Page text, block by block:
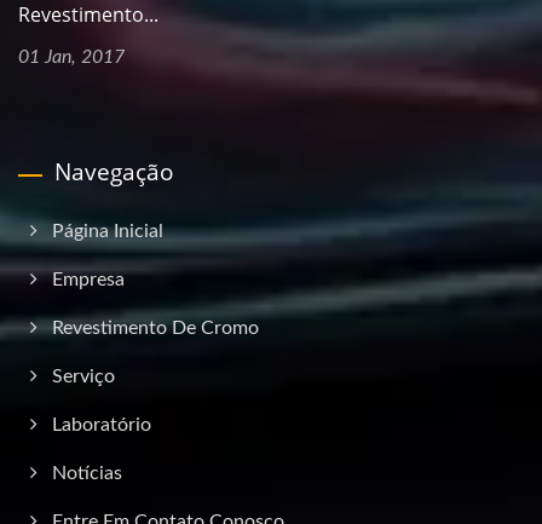
Revestimento...
01 Jan, 2017
Navegação
Página Inicial
Empresa
Revestimento De Cromo
Serviço
Laboratório
Notícias